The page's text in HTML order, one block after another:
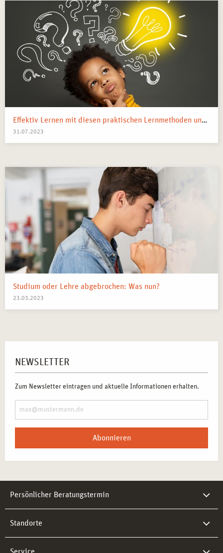
Effektiv Lernen mit diesen praktischen Lernmethoden und Strategien
31.07.2023
Studium oder Lehre abgebrochen: Was nun?
23.03.2023
NEWSLETTER
Zum Newsletter eintragen und aktuelle Informationen erhalten.
Abonnieren
Persönlicher Beratungstermin
Standorte